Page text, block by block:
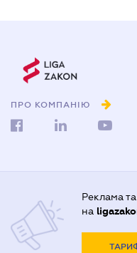
ПРО КОМПАНІЮ
Реклама
на